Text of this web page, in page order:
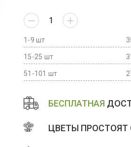
1-9 шт
15-25 шт
51-101 шт
БЕСПЛАТНАЯ
ЦВЕТЫ ПРОСТОЯТ